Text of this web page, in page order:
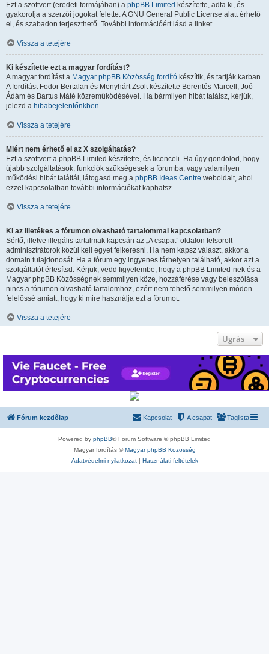
Ezt a szoftvert (eredeti formájában) a phpBB Limited készítette, adta ki, és
gyakorolja a szerzői jogokat felette. A GNU General Public License alatt érhető
el, és szabadon terjeszthető. További információért lásd a linket.
Vissza a tetejére
Ki készítette ezt a magyar fordítást?
A magyar fordítást a Magyar phpBB Közösség fordító készítik, és tartják karban.
A fordítást Fodor Bertalan és Menyhárt Zsolt készítette Berentés Marcell, Joó
Ádám és Bartus Máté közreműködésével. Ha bármilyen hibát találsz, kérjük,
jelezd a hibabejelentőnkben.
Vissza a tetejére
Miért nem érhető el az X szolgáltatás?
Ezt a szoftvert a phpBB Limited készítette, és licenceli. Ha úgy gondolod, hogy
újabb szolgáltatások, funkciók szükségesek a fórumba, vagy valamilyen
működési hibát találtál, látogasd meg a phpBB Ideas Centre weboldalt, ahol
ezzel kapcsolatban további információkat kaphatsz.
Vissza a tetejére
Ki az illetékes a fórumon olvasható tartalommal kapcsolatban?
Sértő, illetve illegális tartalmak kapcsán az „A csapat” oldalon felsorolt
adminisztrátorok közül kell egyet felkeresni. Ha nem kapsz választ, akkor a
domain tulajdonosát. Ha a fórum egy ingyenes tárhelyen található, akkor azt a
szolgáltatót értesítsd. Kérjük, vedd figyelembe, hogy a phpBB Limited-nek és a
Magyar phpBB Közösségnek semmilyen köze, hozzáférése vagy beleszólása
nincs a fórumon olvasható tartalomhoz, ezért nem tehető semmilyen módon
felelőssé amiatt, hogy ki mire használja ezt a fórumot.
Vissza a tetejére
Ugrás
Fórum kezdőlap Taglista
A csapat
Kapcsolat
Powered by phpBB® Forum Software © phpBB Limited
Magyar fordítás ©Magyar phpBB Közösség
Adatvédelmi nyilatkozat| Használati feltételek